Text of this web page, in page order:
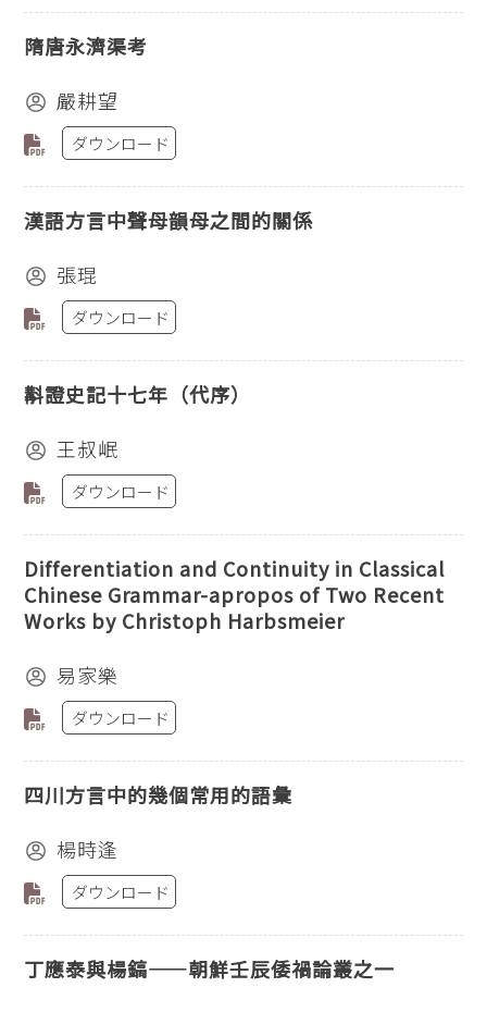
隋唐永濟渠考
嚴耕望
ダウンロード
漢語方言中聲母韻母之間的關係
張琨
ダウンロード
斠證史記十七年（代序）
王叔岷
ダウンロード
Differentiation and Continuity in Classical
Chinese Grammar-apropos of Two Recent
Works by Christoph Harbsmeier
易家樂
ダウンロード
四川方言中的幾個常用的語彙
楊時逢
ダウンロード
丁應泰與楊鎬——朝鮮壬辰倭禍論叢之一